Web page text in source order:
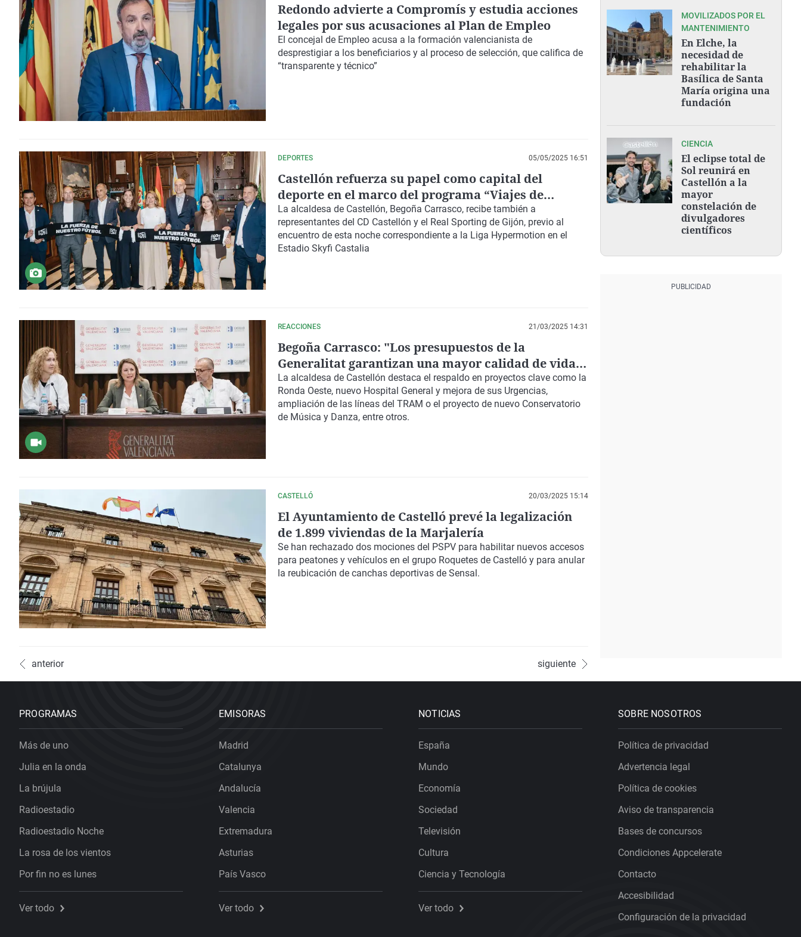
Redondo advierte a Compromís y estudia acciones
legales por sus acusaciones al Plan de Empleo
El concejal de Empleo acusa a la formación valencianista de
desprestigiar a los beneficiarios y al proceso de selección, que califica de
“transparente y técnico”
DEPORTES 05/05/2025 16:51
Castellón refuerza su papel como capital del
deporte en el marco del programa “Viajes de
Encuentro” de LALIGA
La alcaldesa de Castellón, Begoña Carrasco, recibe también a
representantes del CD Castellón y el Real Sporting de Gijón, previo al
encuentro de esta noche correspondiente a la Liga Hypermotion en el
Estadio Skyfi Castalia
REACCIONES 21/03/2025 14:31
Begoña Carrasco: "Los presupuestos de la
Generalitat garantizan una mayor calidad de vida
para los castellonenses
La alcaldesa de Castellón destaca el respaldo en proyectos clave como la
Ronda Oeste, nuevo Hospital General y mejora de sus Urgencias,
ampliación de las líneas del TRAM o el proyecto de nuevo Conservatorio
de Música y Danza, entre otros.
CASTELLÓ 20/03/2025 15:14
El Ayuntamiento de Castelló prevé la legalización
de 1.899 viviendas de la Marjalería
Se han rechazado dos mociones del PSPV para habilitar nuevos accesos
para peatones y vehículos en el grupo Roquetes de Castelló y para anular
la reubicación de canchas deportivas de Sensal.
anterior siguiente
MOVILIZADOS POR EL
MANTENIMIENTO
En Elche, la
necesidad de
rehabilitar la
Basílica de Santa
María origina una
fundación
CIENCIA
El eclipse total de
Sol reunirá en
Castellón a la
mayor
constelación de
divulgadores
científicos
PROGRAMAS
Más de uno
Julia en la onda
La brújula
Radioestadio
Radioestadio Noche
La rosa de los vientos
Por fin no es lunes
Ver todo
EMISORAS
Madrid
Catalunya
Andalucía
Valencia
Extremadura
Asturias
País Vasco
Ver todo
NOTICIAS
España
Mundo
Economía
Sociedad
Televisión
Cultura
Ciencia y Tecnología
Ver todo
SOBRE NOSOTROS
Política de privacidad
Advertencia legal
Política de cookies
Aviso de transparencia
Bases de concursos
Condiciones Appcelerate
Contacto
Accesibilidad
Configuración de la privacidad